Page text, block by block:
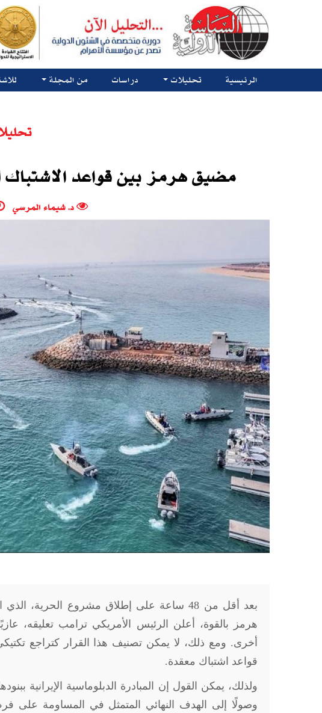
الرئيسية تحليلات دراسات من المجلة
مضيق هرمز بين قواعد الاشتباك
د. شيماء المرسي
بعد أقل من 48 ساعة على إطلاق مشروع
هرمز بالقوة، أعلن الرئيس الأمريكي ترامب تعليقه،
أخرى. ومع ذلك، لا يمكن تصنيف هذا القرار كتراجع
قواعد اشتباك معقدة.
وصولًا إلى الهدف النهائي المتمثل في المساومة على